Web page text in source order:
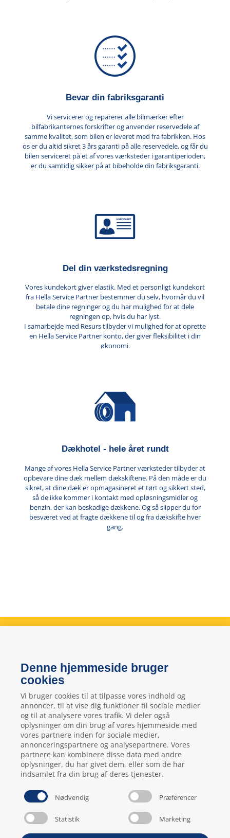
Denne hjemmeside bruger
cookies
Vi bruger cookies til at tilpasse vores indhold og
annoncer, til at vise dig funktioner til sociale medier
og til at analysere vores trafik. Vi deler også
oplysninger om din brug af vores hjemmeside med
vores partnere inden for sociale medier,
annonceringspartnere og analysepartnere. Vores
partnere kan kombinere disse data med andre
oplysninger, du har givet dem, eller som de har
indsamlet fra din brug af deres tjenester.
Nødvendig Præferencer
Statistik Marketing
Bevar din fabriksgaranti
Vi servicerer og reparerer alle bilmærker efter
bilfabrikanternes forskrifter og anvender reservedele af
samme kvalitet, som bilen er leveret med fra fabrikken. Hos
os er du altid sikret 3 års garanti på alle reservedele, og får du
bilen serviceret på et af vores værksteder i garantiperioden,
er du samtidig sikker på at bibeholde din fabriksgaranti.
Del din værkstedsregning
Vores kundekort giver elastik. Med et personligt kundekort
fra Hella Service Partner bestemmer du selv, hvornår du vil
betale dine regninger og du har mulighed for at dele
regningen op, hvis du har lyst.
I samarbejde med Resurs tilbyder vi mulighed for at oprette
en Hella Service Partner konto, der giver fleksibilitet i din
økonomi.
Dækhotel - hele året rundt
Mange af vores Hella Service Partner værksteder tilbyder at
opbevare dine dæk mellem dækskiftene. På den måde er du
sikret, at dine dæk er opmagasineret et tørt og sikkert sted,
så de ikke kommer i kontakt med opløsningsmidler og
benzin, der kan beskadige dækkene. Og så slipper du for
besværet ved at fragte dækkene til og fra dækskifte hver
gang.
Gelstedvej 22
CVR: 73648718
local_phoneKontakt os her